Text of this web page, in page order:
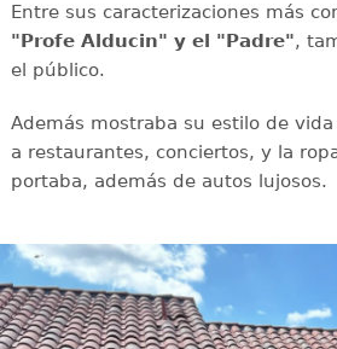
Entre sus caracterizaciones más
"Profe Alducin" y el "Padre",
el público.
Además mostraba su estilo de
a restaurantes, conciertos, y la
portaba, además de autos lujosos.